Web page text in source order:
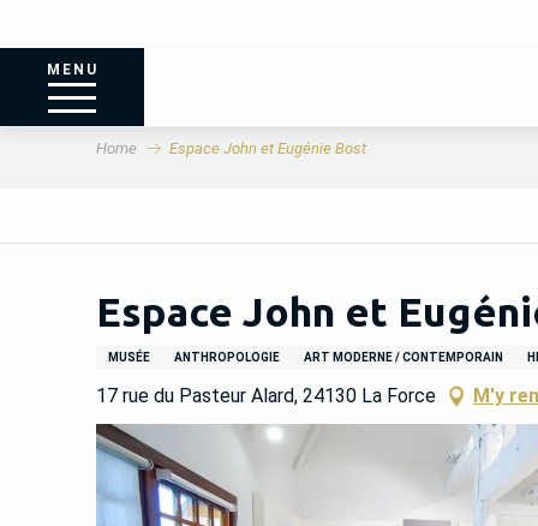
MENU
Home Espace John et Eugénie Bost
Espace John et
MUSÉE ANTHROPOLOGIE ART MODERNE / CONTEMPORAIN
17 rue du Pasteur Alard, 24130 La Force M'y